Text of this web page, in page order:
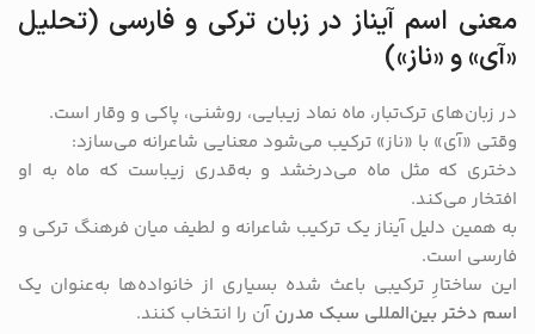
معنی اسم آیناز در زبان ترکی و فارسی (تحلیل
«آی» و «ناز»)
در زبان‌های ترک‌تبار، ماه نماد زیبایی، روشنی، پاکی و وقار است.
وقتی «آی» با «ناز» ترکیب می‌شود معنایی شاعرانه می‌سازد:
دختری که مثل ماه می‌درخشد و به‌قدری زیباست که ماه به او
افتخار می‌کند.
به همین دلیل آیناز یک ترکیب شاعرانه و لطیف میان فرهنگ ترکی و
فارسی است.
این ساختارِ ترکیبی باعث شده بسیاری از خانواده‌ها به‌عنوان یک
اسم دختر بین‌المللی سبک مدرنآن را انتخاب کنند.